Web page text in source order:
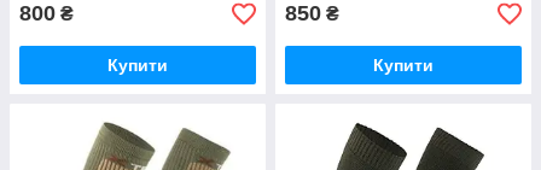
800 ₴
Купити
850 ₴
Купити